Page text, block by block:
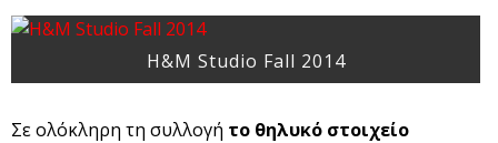
H&M Studio Fall 2014
Σε ολόκληρη τη συλλογή το θηλυκό στοιχείο